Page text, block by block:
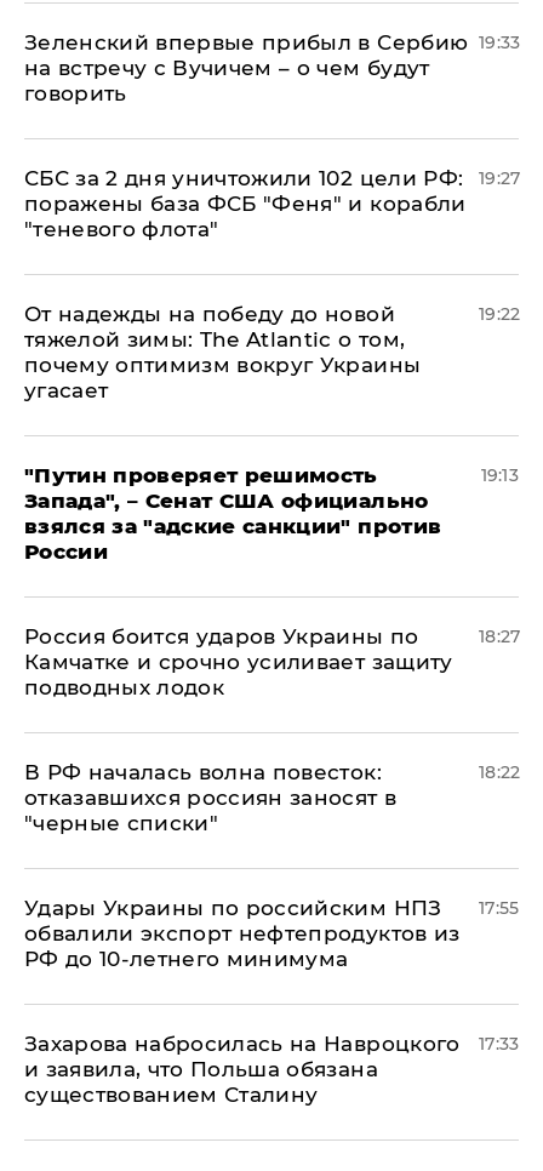
Зеленский впервые прибыл в Сербию
на встречу с Вучичем – о чем будут
говорить
19:33
СБС за 2 дня уничтожили 102 цели РФ:
поражены база ФСБ "Феня" и корабли
"теневого флота"
19:27
От надежды на победу до новой
тяжелой зимы: The Atlantic о том,
почему оптимизм вокруг Украины
угасает
19:22
"Путин проверяет решимость
Запада", – Сенат США официально
взялся за "адские санкции" против
России
19:13
Россия боится ударов Украины по
Камчатке и срочно усиливает защиту
подводных лодок
18:27
​В РФ началась волна повесток:
отказавшихся россиян заносят в
"черные списки"
18:22
Удары Украины по российским НПЗ
обвалили экспорт нефтепродуктов из
РФ до 10-летнего минимума
17:55
​Захарова набросилась на Навроцкого
и заявила, что Польша обязана
существованием Сталину
17:33